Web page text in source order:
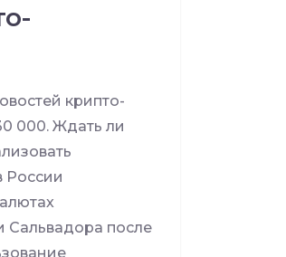
крипто-
000. Ждать ли
России
Сальвадора после